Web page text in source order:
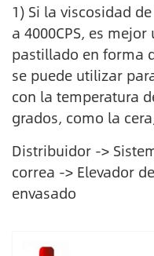
1) Si la viscosidad
a 4000CPS, es
pastillado en forma
se puede utilizar
con la temperatura
grados, como la
Distribuidor ->
correa -> Elevador
envasado